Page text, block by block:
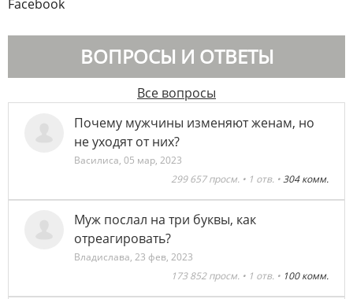
Facebook
ВОПРОСЫ И ОТВЕТЫ
Все вопросы
Почему мужчины изменяют женам, но
не уходят от них?
Василиса,05 мар, 2023
299 657 просм. • 1 отв. •304 комм.
Муж послал на три буквы, как
отреагировать?
Владислава,23 фев, 2023
173 852 просм. • 1 отв. • 100 комм.